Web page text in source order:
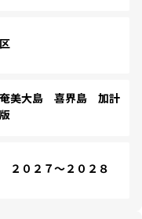
美大島 喜界島 加計
０２７～２０２８